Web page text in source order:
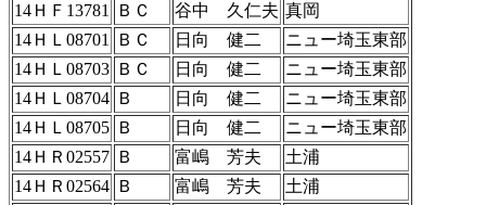
14ＨＦ13781
ＢＣ 谷中 久仁夫 真岡
14ＨＬ08701
ＢＣ 日向 健二
ニュー埼玉東部
14ＨＬ08703 ＢＣ 日向 健二
ニュー埼玉東部
14ＨＬ08704 Ｂ 日向 健二
ニュー埼玉東部
14ＨＬ08705 Ｂ 日向 健二
ニュー埼玉東部
14ＨＲ02557 Ｂ 富嶋 芳夫
土浦
14ＨＲ02564 Ｂ 富嶋 芳夫
土浦